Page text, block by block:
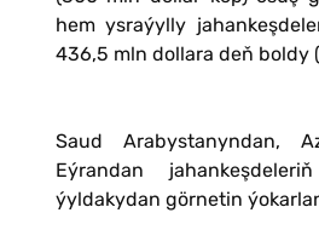
hem ysraýylly
436,5 mln dollara deň boldy
Saud Arabystanyndan,
Eýrandan
ýyldakydan görnetin